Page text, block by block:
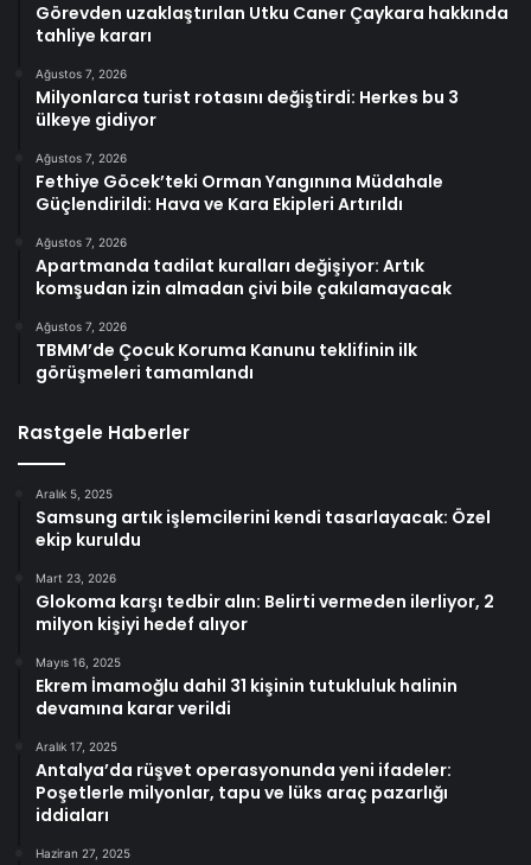
Görevden uzaklaştırılan Utku Caner Çaykara hakkında
tahliye kararı
Ağustos 7, 2026
Milyonlarca turist rotasını değiştirdi: Herkes bu 3
ülkeye gidiyor
Ağustos 7, 2026
Fethiye Göcek’teki Orman Yangınına Müdahale
Güçlendirildi: Hava ve Kara Ekipleri Artırıldı
Ağustos 7, 2026
Apartmanda tadilat kuralları değişiyor: Artık
komşudan izin almadan çivi bile çakılamayacak
Ağustos 7, 2026
TBMM’de Çocuk Koruma Kanunu teklifinin ilk
görüşmeleri tamamlandı
Rastgele Haberler
Aralık 5, 2025
Samsung artık işlemcilerini kendi tasarlayacak: Özel
ekip kuruldu
Mart 23, 2026
Glokoma karşı tedbir alın: Belirti vermeden ilerliyor, 2
milyon kişiyi hedef alıyor
Mayıs 16, 2025
Ekrem İmamoğlu dahil 31 kişinin tutukluluk halinin
devamına karar verildi
Aralık 17, 2025
Antalya’da rüşvet operasyonunda yeni ifadeler:
Poşetlerle milyonlar, tapu ve lüks araç pazarlığı
iddiaları
Haziran 27, 2025